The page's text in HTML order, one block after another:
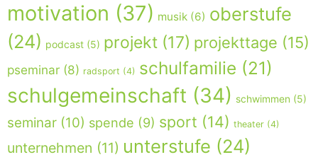
motivation (37) musik (6) oberstufe
(24) podcast (5) projekt (17) projekttage (15)
pseminar (8) radsport (4) schulfamilie (21)
schulgemeinschaft (34) schwimmen (5)
seminar (10) spende (9) sport (14) theater (4)
unternehmen (11) unterstufe (24)